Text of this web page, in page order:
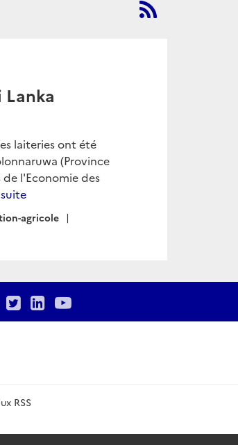
laiteries ont été
(Province
l'Economie des
agricole
TwitterLinkedIn
Youtube
RSS